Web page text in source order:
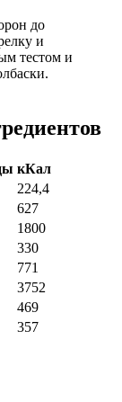
до
и
тестом и
кКал
224,4
627
1800
330
771
3752
469
357